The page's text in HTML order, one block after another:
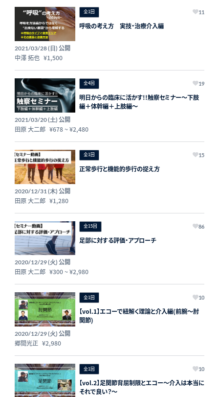
全1回 11
呼吸の考え方 実技・治療介入編
2021/03/28 (日) 公開
中澤 拓也 ¥1,500
全4回 19
明日からの臨床に活かす!!触察セミナー〜下肢
編＋体幹編＋上肢編〜
2021/03/20 (土) 公開
田原 大二郎 ¥678~¥2,480
全1回 15
正常歩行と機能的歩行の捉え方
2020/12/31 (木) 公開
田原 大二郎 ¥1,280
全15回 86
足部に対する評価・アプローチ
2020/12/29 (火) 公開
田原 大二郎 ¥300~¥2,980
全1回 10
【vol.1】エコーで紐解く理論と介入編(前腕～肘
関節)
2020/12/29 (火) 公開
郷間光正 ¥2,980
全1回 10
【vol.2】足関節背屈制限とエコー〜介入は本当に
それで良い？〜